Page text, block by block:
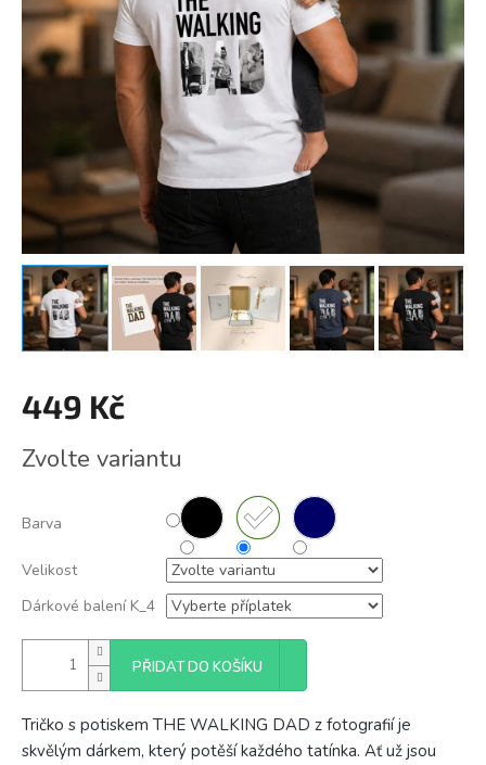
449 Kč
cena:
Zvolte variantu
Barva
Velikost
Dárkové balení K_4
PŘIDAT DO KOŠÍKU
Tričko s potiskem THE WALKING DAD z fotografií je
skvělým dárkem, který potěší každého tatínka. Ať už jsou